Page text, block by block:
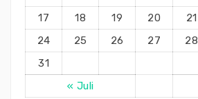
17
18 19 20 21
24
25 26 27 28
31
« Juli